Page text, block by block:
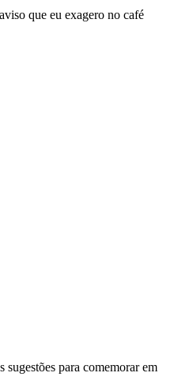
que eu exagero no café
para comemorar em